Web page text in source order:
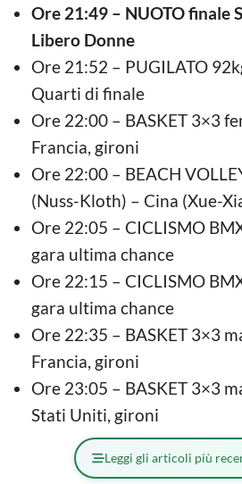
Ore 21:49 – NUOTO finale
Libero Donne
Ore 21:52 – PUGILATO
Quarti di finale
Ore 22:00 – BASKET 3×3
Francia, gironi
Ore 22:00 – BEACH
(Nuss-Kloth) – Cina (Xue-
Ore 22:05 – CICLISMO
gara ultima chance
Ore 22:15 – CICLISMO
gara ultima chance
Ore 22:35 – BASKET 3×3
Francia, gironi
Ore 23:05 – BASKET 3×3
Stati Uniti, gironi
Leggi gli articoli più